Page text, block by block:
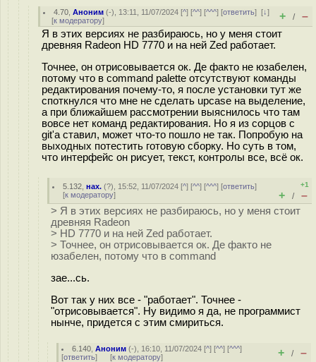
4.70 ,Аноним (-), 13:11, 11/07/2024 [^] [^^] [^^^] [ответить][↓]
[к модератору] + / –
Я в этих версиях не разбираюсь, но у меня стоит
древняя Radeon HD 7770 и на ней Zed работает.
Точнее, он отрисовывается ок. Де факто не юзабелен,
потому что в command palette отсутствуют команды
редактирования почему-то, я после установки тут же
споткнулся что мне не сделать upcase на выделение,
а при ближайшем рассмотрении выяснилось что там
вовсе нет команд редактирования. Но я из сорцов с
git'а ставил, может что-то пошло не так. Попробую на
выходных потестить готовую сборку. Но суть в том,
что интерфейс он рисует, текст, контролы все, всё ок.
5.132 ,нах. (?), 15:52, 11/07/2024 [^] [^^] [^^^] [ответить]
[к модератору]
+1
+ / –
> Я в этих версиях не разбираюсь, но у меня стоит
древняя Radeon
> HD 7770 и на ней Zed работает.
> Точнее, он отрисовывается ок. Де факто не
юзабелен, потому что в command
зае...сь.
Вот так у них все - "работает". Точнее -
"отрисовывается". Ну видимо я да, не программист
нынче, придется с этим смириться.
6.140 ,Аноним (-), 16:10, 11/07/2024 [^] [^^] [^^^]
[ответить] [к модератору] + / –